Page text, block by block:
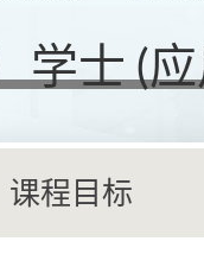
学士 (
课程目标